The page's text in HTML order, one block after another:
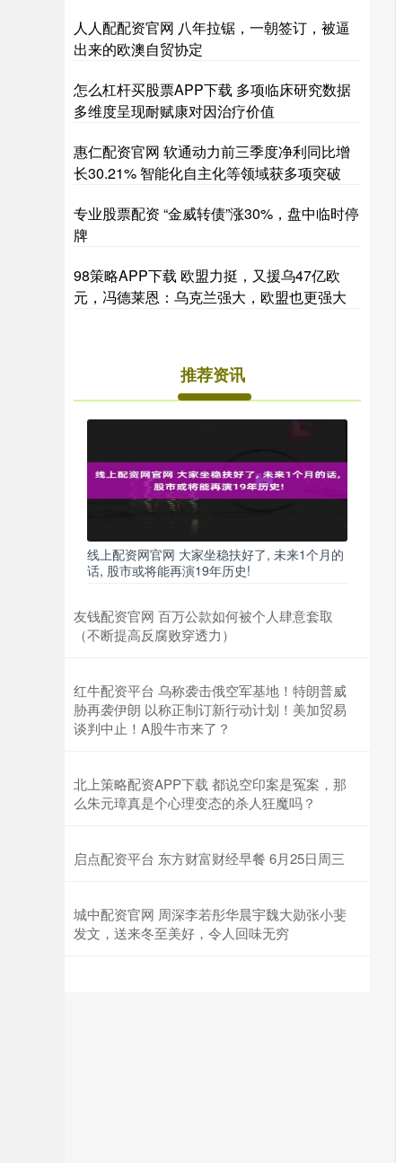
人人配配资官网 八年拉锯，一朝签订，被逼
出来的欧澳自贸协定
怎么杠杆买股票APP下载 多项临床研究数据
多维度呈现耐赋康对因治疗价值
惠仁配资官网 软通动力前三季度净利同比增
长30.21% 智能化自主化等领域获多项突破
专业股票配资 “金威转债”涨30%，盘中临时停
牌
98策略APP下载 欧盟力挺，又援乌47亿欧
元，冯德莱恩：乌克兰强大，欧盟也更强大
推荐资讯
线上配资网官网 大家坐稳扶好了, 未来1个月的
话, 股市或将能再演19年历史!
友钱配资官网 百万公款如何被个人肆意套取
（不断提高反腐败穿透力）
红牛配资平台 乌称袭击俄空军基地！特朗普威
胁再袭伊朗 以称正制订新行动计划！美加贸易
谈判中止！A股牛市来了？
北上策略配资APP下载 都说空印案是冤案，那
么朱元璋真是个心理变态的杀人狂魔吗？
启点配资平台 东方财富财经早餐 6月25日周三
城中配资官网 周深李若彤华晨宇魏大勋张小斐
发文，送来冬至美好，令人回味无穷